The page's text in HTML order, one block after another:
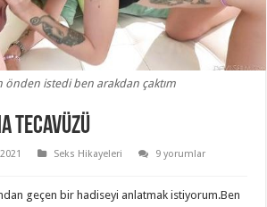
önden istedi ben arakdan çaktım
Tecavüzü
Seks Hikayeleri
9 yorumlar
geçen bir hadiseyi anlatmak istiyorum.Ben